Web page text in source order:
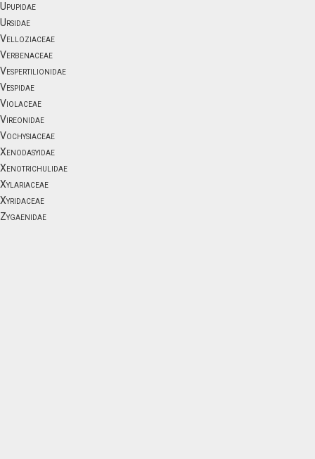
Upupidae
Ursidae
Velloziaceae
Verbenaceae
Vespertilionidae
Vespidae
Violaceae
Vireonidae
Vochysiaceae
Xenodasyidae
Xenotrichulidae
Xylariaceae
Xyridaceae
Zygaenidae